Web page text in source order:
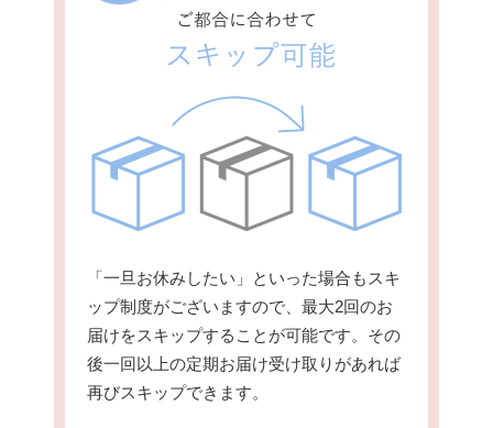
「一旦お休みしたい」といった場合もスキ
ップ制度がございますので、最大2回のお
届けをスキップすることが可能です。その
後一回以上の定期お届け受け取りがあれば
再びスキップできます。